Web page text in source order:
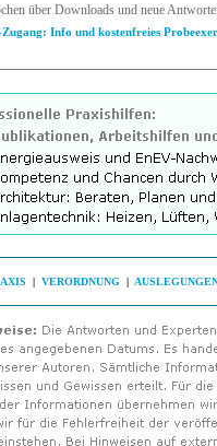
über Downloads und neue
Info und kostenfreies
| VERORDNUNG |